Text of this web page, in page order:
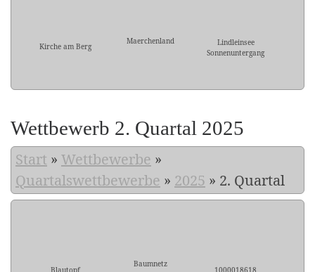
Kirche am Berg
Maerchenland
Lindleinsee
Sonnenuntergang
Wettbewerb 2. Quartal 2025
Start » Wettbewerbe »
Quartalswettbewerbe » 2025 » 2. Quartal
Blautopf
Baumnetz
1000018618